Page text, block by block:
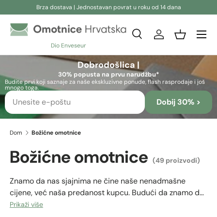
Brza dostava | Jednostavan povrat u roku od 14 dana
Dio Enveseur
Pretraživanje
Pretraživanje
Pretraživanje
PrijavaKošara
Dobrodošlica |
30% popusta na prvu narudžbu*
Budite prvi koji saznaje za naše ekskluzivne ponude, flash rasprodaje i još
mnogo toga.
Dobij 30% >
Dom Božićne omotnice
Božićne omotnice (49 proizvodi)
Znamo da nas sjajnima ne čine naše nenadmašne
cijene, već naša predanost kupcu. Budući da znamo da
je naš katalog vrlo opsežan i da imate malo vremena za
Prikaži više